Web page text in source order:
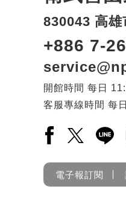
830043 高
+886 7-
開館時間 每日
客服專線時間 每日
Facebook(另開
X(另開新
電子報訂閱